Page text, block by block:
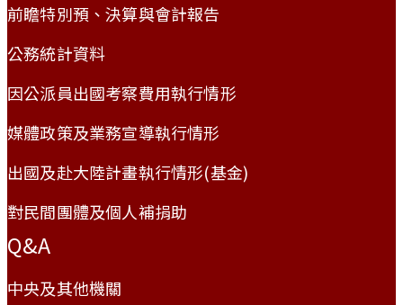
前瞻特別預、決算與會計報告
公務統計資料
因公派員出國考察費用執行情形
媒體政策及業務宣導執行情形
出國及赴大陸計畫執行情形(基金)
對民間團體及個人補捐助
Q&A
中央及其他機關